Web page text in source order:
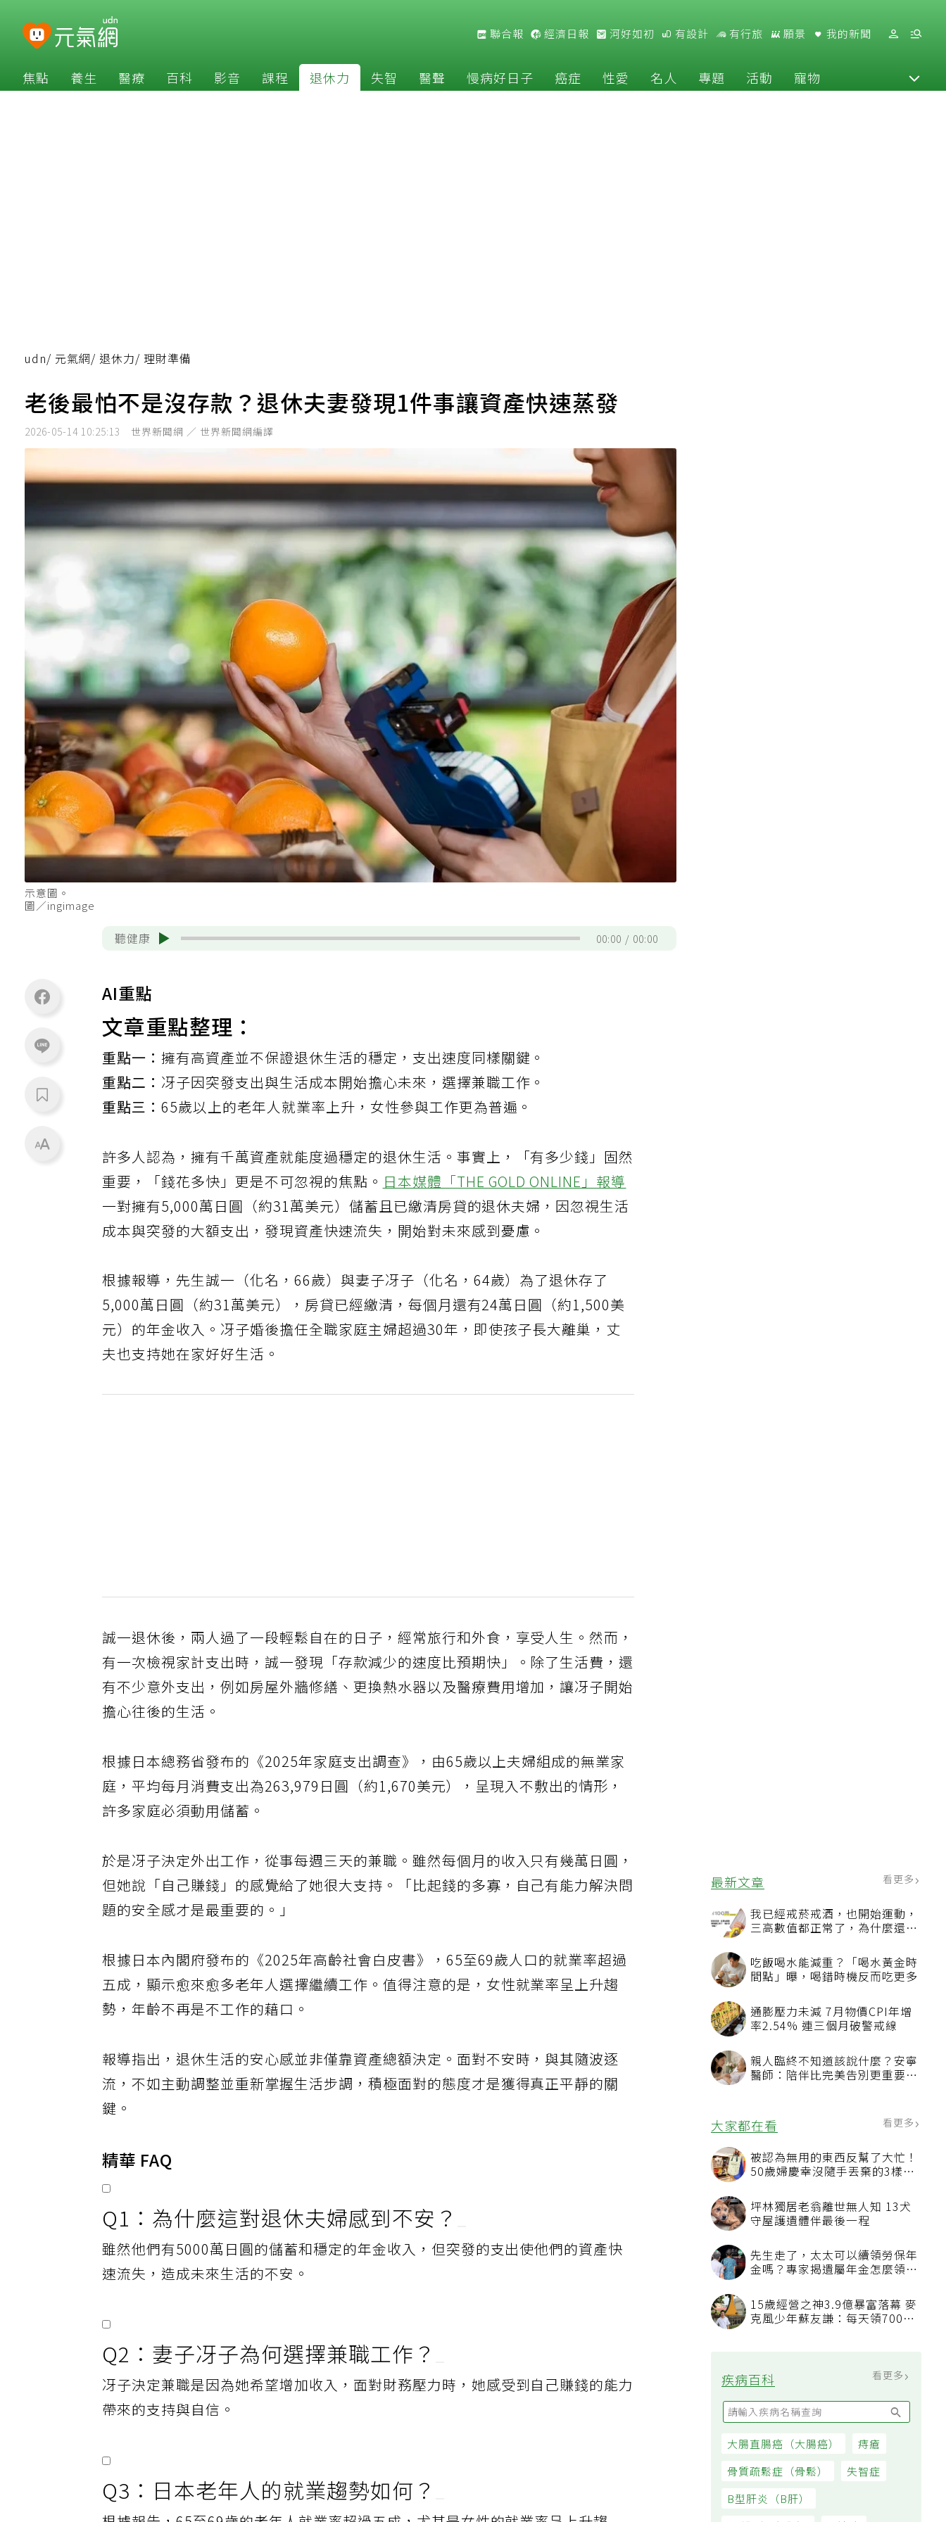
聯合報 經濟日報 河好如初 有設計 有行旅 願景 我的新聞
焦點 養生 醫療 百科 影音 課程 退休力 失智 醫聲 慢病好日子 癌症 性愛 名人 專題 活動 寵物
最新文章 看更多
我已經戒菸戒酒，也開始運動，
三高數值都正常了，為什麼還不
吃飯喝水能減重？「喝水黃金時
間點」曝，喝錯時機反而吃更多
通膨壓力未減 7月物價CPI年增
率2.54% 連三個月破警戒線
親人臨終不知道該說什麼？安寧
醫師：陪伴比完美告別更重要，
大家都在看
被認為無用的東西反幫了大忙！
50歲婦慶幸沒隨手丟棄的3樣物
坪林獨居老翁離世無人知 13犬
守屋護遺體伴最後一程
先生走了，太太可以續領勞保年
看順位還要看資格
15歲經營之神3.9億暴富落幕 麥
疾病百科
udn/ 元氣網/ 退休力/ 理財準備
老後最怕不是沒存款？退休夫妻發現1件事讓資產快速蒸發
2026-05-14 10:25:13 世界新聞網 ／ 世界新聞網編譯
示意圖。
圖／ingimage
聽健康 00:00 00:00
AI重點
文章重點整理：
重點一： 擁有高資產並不保證退休生活的穩定，支出速度同樣關鍵。
重點二： 冴子因突發支出與生活成本開始擔心未來，選擇兼職工作。
重點三：65歲以上的老年人就業率上升，女性參與工作更為普遍。
許多人認為，擁有千萬資產就能度過穩定的退休生活。事實上，「有多少錢」固然
重要，「錢花多快」更是不可忽視的焦點。日本媒體「THE GOLD ONLINE」報導
一對擁有5,000萬日圓（約31萬美元）儲蓄且已繳清房貸的退休夫婦，因忽視生活
成本與突發的大額支出，發現資產快速流失，開始對未來感到憂慮。
根據報導，先生誠一（化名，66歲）與妻子冴子（化名，64歲）為了退休存了
5,000萬日圓（約31萬美元），房貸已經繳清，每個月還有24萬日圓（約1,500美
元）的年金收入。冴子婚後擔任全職家庭主婦超過30年，即使孩子長大離巢，丈
夫也支持她在家好好生活。
誠一退休後，兩人過了一段輕鬆自在的日子，經常旅行和外食，享受人生。然而，
有一次檢視家計支出時，誠一發現「存款減少的速度比預期快」。除了生活費，還
有不少意外支出，例如房屋外牆修繕、更換熱水器以及醫療費用增加，讓冴子開始
擔心往後的生活。
根據日本總務省發布的《2025年家庭支出調查》，由65歲以上夫婦組成的無業家
庭，平均每月消費支出為263,979日圓（約1,670美元），呈現入不敷出的情形，
許多家庭必須動用儲蓄。
於是冴子決定外出工作，從事每週三天的兼職。雖然每個月的收入只有幾萬日圓，
但她說「自己賺錢」的感覺給了她很大支持。「比起錢的多寡，自己有能力解決問
題的安全感才是最重要的。」
根據日本內閣府發布的《2025年高齡社會白皮書》，65至69歲人口的就業率超過
五成，顯示愈來愈多老年人選擇繼續工作。值得注意的是，女性就業率呈上升趨
勢，年齡不再是不工作的藉口。
報導指出，退休生活的安心感並非僅靠資產總額決定。面對不安時，與其隨波逐
流，不如主動調整並重新掌握生活步調，積極面對的態度才是獲得真正平靜的關
鍵。
精華 FAQ
Q1：為什麼這對退休夫婦感到不安？
雖然他們有5000萬日圓的儲蓄和穩定的年金收入，但突發的支出使他們的資產快
速流失，造成未來生活的不安。
Q2：妻子冴子為何選擇兼職工作？
冴子決定兼職是因為她希望增加收入，面對財務壓力時，她感受到自己賺錢的能力
帶來的支持與自信。
Q3：日本老年人的就業趨勢如何？